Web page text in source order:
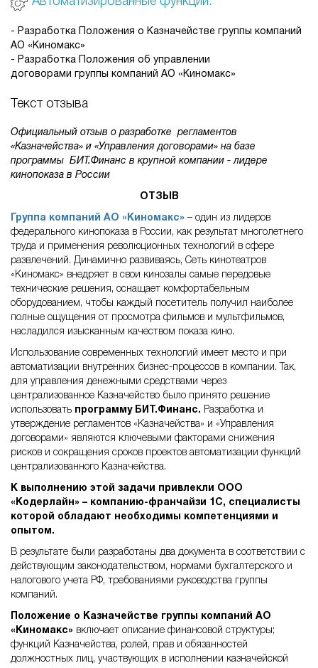
- Разработка Положения о Казначействе группы компаний
АО «Киномакс»
- Разработка Положения об управлении
договорами группы компаний АО «Киномакс»
Текст отзыва
Официальный отзыв о разработке регламентов
«Казначейства» и «Управления договорами» на базе
программы БИТ.Финанс в крупной компании - лидере
кинопоказа в России
ОТЗЫВ
Группа компаний АО «Киномакс» – один из лидеров
федерального кинопоказа в России, как результат многолетнего
труда и применения революционных технологий в сфере
развлечений. Динамично развиваясь, Сеть кинотеатров
«Киномакс» внедряет в свои кинозалы самые передовые
технические решения, оснащает комфортабельным
оборудованием, чтобы каждый посетитель получил наиболее
полные ощущения от просмотра фильмов и мультфильмов,
насладился изысканным качеством показа кино.
Использование современных технологий имеет место и при
автоматизации внутренних бизнес-процессов в компании. Так,
для управления денежными средствами через
централизованное Казначейство было принято решение
использовать программу БИТ.Финанс. Разработка и
утверждение регламентов «Казначейства» и «Управления
договорами» являются ключевыми факторами снижения
рисков и сокращения сроков проектов автоматизации функций
централизованного Казначейства.
К выполнению этой задачи привлекли ООО
«Кодерлайн» – компанию-франчайзи 1С, специалисты
которой обладают необходимы компетенциями и
опытом.
В результате были разработаны два документа в соответствии с
действующим законодательством, нормами бухгалтерского и
налогового учета РФ, требованиями руководства группы
компаний.
Положение о Казначействе группы компаний АО
«Киномакс» включает описание финансовой структуры;
функций Казначейства, ролей, прав и обязанностей
должностных лиц, участвующих в исполнении казначейской